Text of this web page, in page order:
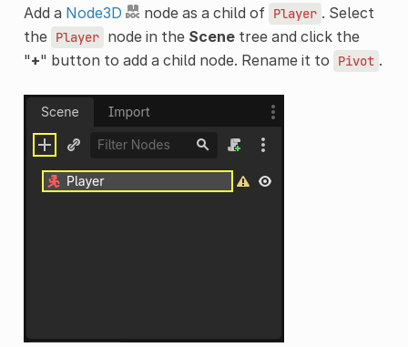
Add a Node3D node as a child of Player . Select
the Player node in the Scenetree and click the
"+" button to add a child node. Rename it to Pivot .